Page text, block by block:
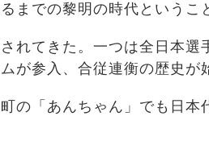
までの黎明の時代というこ
れてきた。一つは全日本選
が参入、合従連衡の歴史が
の「あんちゃん」でも日